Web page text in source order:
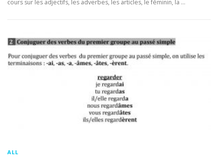
cours sur les adjectifs, les adverbes, les articles, le féminin, la …
ALL